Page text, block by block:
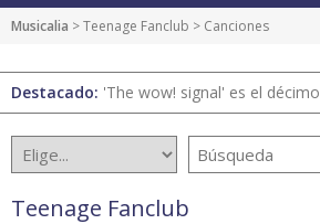
Musicalia >Teenage Fanclub > Canciones
Destacado: 'The wow! signal' es el
Teenage Fanclub